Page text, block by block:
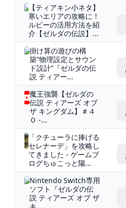
【ティアキン小ネタ】
寒いエリアの攻略に！
ルビーの活用方法を紹
介【ゼルダの伝説】...
掛け算の遊びの構
築“物理設定とサウン
ド設計”『ゼルダの伝
説 ティアー...
魔王強襲【ゼルダの
伝説 ティアーズ オブ
ザ キングダム】＃４
０ -...
「クチューラに捧げる
セレナーデ」を攻略し
てきました - ゲームブ
ログちゅこっと陽...
Nintendo Switch専用
ソフト『ゼルダの伝
説 ティアーズ オブ ザ